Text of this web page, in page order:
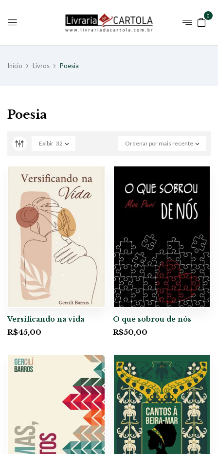
0
Início Livros Poesia
Poesia
Ordenar por mais recente
Exibir 32
Versificando na vida
R$45,00
O que sobrou de nós
R$50,00